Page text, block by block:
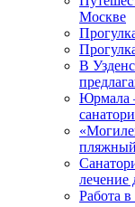
Москве
В
Юрмала
лечение
Работа